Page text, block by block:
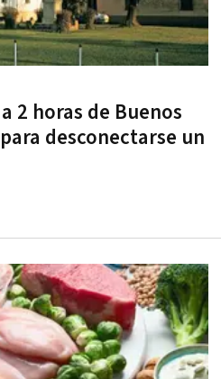
2 horas de Buenos
desconectarse un